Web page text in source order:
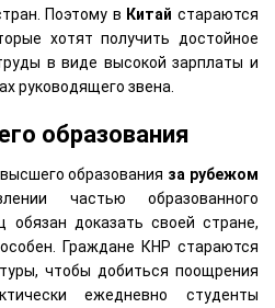
Поэтому в Китай стараются
хотят получить достойное
в виде высокой зарплаты и
руководящего звена.
образования
образования за рубежом
частью образованного
доказать своей стране,
Граждане КНР стараются
чтобы добиться поощрения
ежедневно студенты